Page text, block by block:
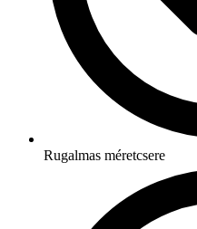
Rugalmas méretcsere